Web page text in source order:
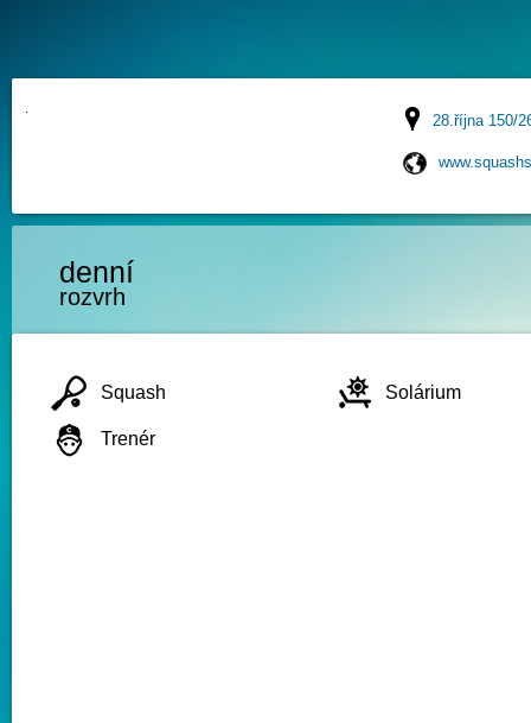
28.října 150/
denní
rozvrh
Squash
Trenér
Solárium